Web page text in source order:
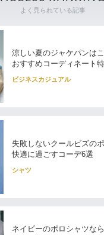
よく見られている記事
涼しい夏のジャケパンは
おすすめコーディネート
ビジネスカジュアル
失敗しないクールビズの
快適に過ごすコーデ6選
シャツ
ネイビーのポロシャツな